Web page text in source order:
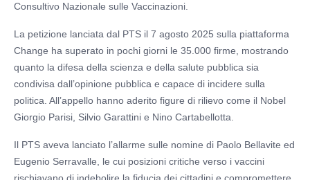
Consultivo Nazionale sulle Vaccinazioni.
La petizione lanciata dal PTS il 7 agosto 2025 sulla piattaforma
Change ha superato in pochi giorni le 35.000 firme, mostrando
quanto la difesa della scienza e della salute pubblica sia
condivisa dall’opinione pubblica e capace di incidere sulla
politica. All’appello hanno aderito figure di rilievo come il Nobel
Giorgio Parisi, Silvio Garattini e Nino Cartabellotta.
Il PTS aveva lanciato l’allarme sulle nomine di Paolo Bellavite ed
Eugenio Serravalle, le cui posizioni critiche verso i vaccini